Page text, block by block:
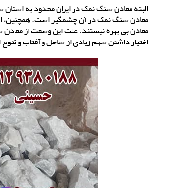
البته معادن سنگ نمک در ایران محدود به
معادن سنگ نمک در آن چشمگیر است. همچنین،
معادن بی بهره نیستند. علت این وسعت از معادن
اختیار داشتن سهم زیادی از ساحل و آفتاب و تنوع